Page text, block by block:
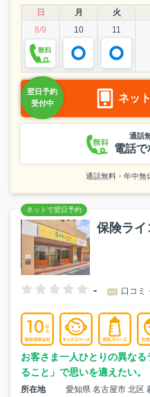
日 月 火
8/9
10 11
ネッ
通話
電話で
通話無料・年中無
保険ラ
- 口コミ
お客さま一人ひとりの異な
ること」で思いを適えたい。
所在地
愛知県 名古屋市 北区